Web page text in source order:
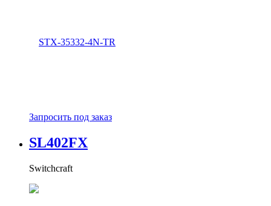
Запросить под заказ
SL402FX
Switchcraft